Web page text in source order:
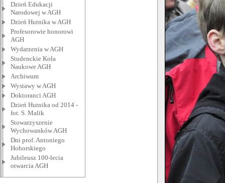
Dzień Edukacji
Narodowej w AGH
Dzień Hutnika w AGH
Profesorowie honorowi
AGH
Wydarzenia w AGH
Studenckie Koła
Naukowe AGH
Archiwum
Wystawy w AGH
Doktoranci AGH
Dzień Hutnika od 2014 -
fot. S. Malik
Stowarzyszenie
Wychowanków AGH
Dni prof. Antoniego
Hoborskiego
Jubileusz 100-lecia
otwarcia AGH